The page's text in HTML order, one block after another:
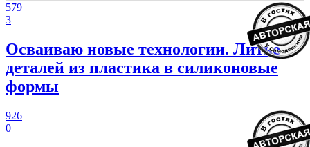
579
3
Осваиваю новые технологии. Литье
деталей из пластика в силиконовые
формы
926
0